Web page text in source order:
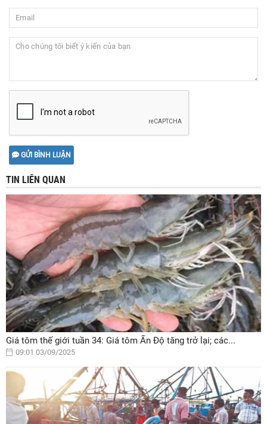
GỬI BÌNH LUẬN
TIN LIÊN QUAN
Giá tôm thế giới tuần 34: Giá tôm Ấn Độ tăng trở lại; các...
09:01 03/09/2025